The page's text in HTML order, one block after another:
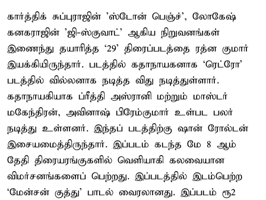
கார்த்திக் சுப்புராஜின் 'ஸ்டோன் பெஞ்ச்', லோகேஷ்
கனகராஜின் 'ஜி-ஸ்குவாட்' ஆகிய நிறுவனங்கள்
இணைந்து தயாரித்த ‘29’ திரைப்படத்தை ரத்ன குமார்
இயக்கியிருந்தார். படத்தில் கதாநாயகனாக ‘ரெட்ரோ’
படத்தில் வில்லனாக நடித்த விது நடித்துள்ளார்.
கதாநாயகியாக ப்ரீத்தி அஸ்ரானி மற்றும் மாஸ்டர்
மகேந்திரன், அவினாஷ் பிரேம்குமார் உள்பட பலர்
நடித்து உள்ளனர். இந்தப் படத்திற்கு ஷான் ரோல்டன்
இசையமைத்திருந்தார். இப்படம் கடந்த மே 8 ஆம்
தேதி திரையரங்குகளில் வெளியாகி கலவையான
விமர்சனங்களைப் பெற்றது. இப்படத்தில் இடம்பெற்ற
‘மேன்சன் குத்து’ பாடல் வைரலானது. இப்படம் ரூ2